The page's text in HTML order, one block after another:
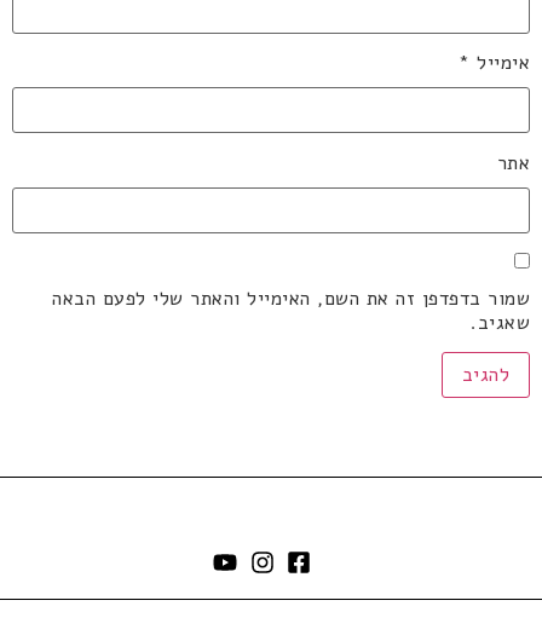
אימייל *
אתר
שמור בדפדפן זה את השם, האימייל והאתר שלי לפעם הבאה
שאגיב.